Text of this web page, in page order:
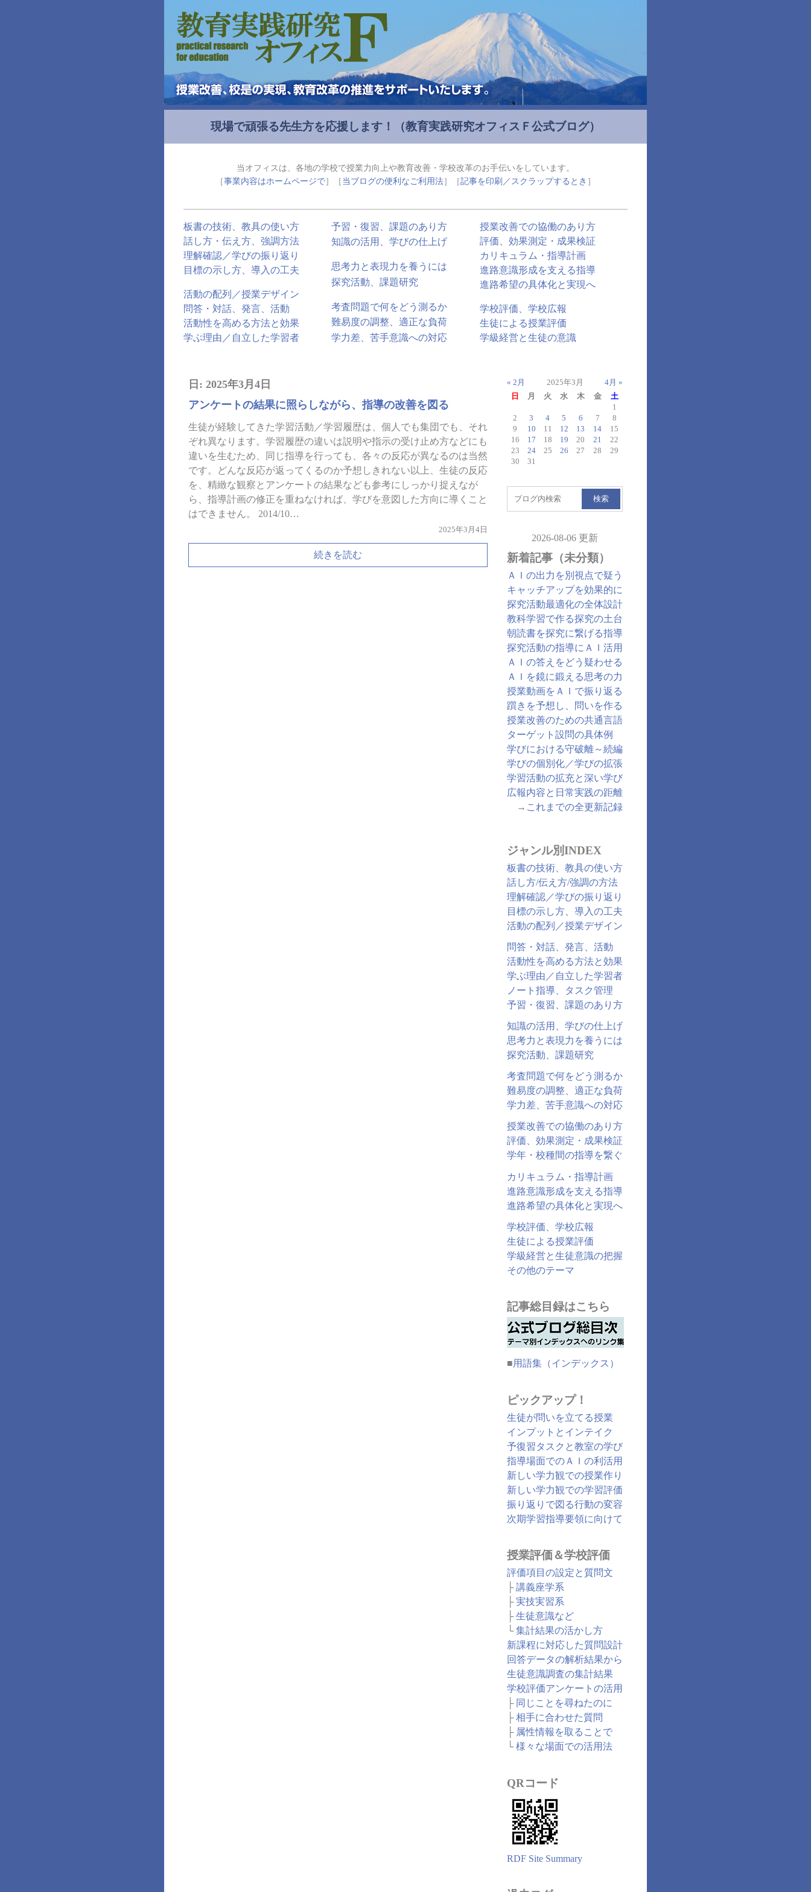
現場で頑張る先生方を応援します！ （教育実践研究オフィスＦ公式ブログ）
当オフィスは、各地の学校で授業力向上や教育改善・学校改革のお手伝いをしています。
［事業内容はホームページで］［当ブログの便利なご利用法］［記事を印刷／スクラップするとき ］
板書の技術、教具の使い方
話し方・伝え方、強調方法
理解確認／学びの振り返り
目標の示し方、導入の工夫
活動の配列／授業デザイン
問答・対話、発言、活動
活動性を高める方法と効果
学ぶ理由／自立した学習者
予習・復習、課題のあり方
知識の活用、学びの仕上げ
思考力と表現力を養うには
探究活動、課題研究
考査問題で何をどう測るか
難易度の調整、適正な負荷
学力差、苦手意識への対応
授業改善での協働のあり方
評価、効果測定・成果検証
カリキュラム・指導計画
進路意識形成を支える指導
進路希望の具体化と実現へ
学校評価、学校広報
生徒による授業評価
学級経営と生徒の意識
日: 2025年3月4日
アンケートの結果に照らしながら、指導の改善を図る
生徒が経験してきた学習活動／学習履歴は、個人でも集団でも、それ
ぞれ異なります。学習履歴の違いは説明や指示の受け止め方などにも
違いを生むため、同じ指導を行っても、各々の反応が異なるのは当然
です。どんな反応が返ってくるのか予想しきれない以上、生徒の反応
を、精緻な観察とアンケートの結果なども参考にしっかり捉えなが
ら、指導計画の修正を重ねなければ、学びを意図した方向に導くこと
はできません。 2014/10…
2025年3月4日
続きを読む
2025年3月
日
月 火 水 木 金
土
1
2
3 4 5 6 7
8
9
10 11 12 13 14
15
16
17 18 19 20 21
22
23
24 25 26 27 28
29
30
31
« 2月 4月 »
検索
2026-08-06 更新
新着記事（未分類）
ＡＩの出力を別視点で疑う
キャッチアップを効果的に
探究活動最適化の全体設計
教科学習で作る探究の土台
朝読書を探究に繋げる指導
探究活動の指導にＡＩ活用
ＡＩの答えをどう疑わせる
ＡＩを鏡に鍛える思考の力
授業動画をＡＩで振り返る
躓きを予想し、問いを作る
授業改善のための共通言語
ターゲット設問の具体例
学びにおける守破離～続編
学びの個別化／学びの拡張
学習活動の拡充と深い学び
広報内容と日常実践の距離
→ これまでの全更新記録
ジャンル別INDEX
板書の技術、教具の使い方
話し方/伝え方/強調の方法
理解確認／学びの振り返り
目標の示し方、導入の工夫
活動の配列／授業デザイン
問答・対話、発言、活動
活動性を高める方法と効果
学ぶ理由／自立した学習者
ノート指導、タスク管理
予習・復習、課題のあり方
知識の活用、学びの仕上げ
思考力と表現力を養うには
探究活動、課題研究
考査問題で何をどう測るか
難易度の調整、適正な負荷
学力差、苦手意識への対応
授業改善での協働のあり方
評価、効果測定・成果検証
学年・校種間の指導を繋ぐ
カリキュラム・指導計画
進路意識形成を支える指導
進路希望の具体化と実現へ
学校評価、学校広報
生徒による授業評価
学級経営と生徒意識の把握
その他のテーマ
記事総目録はこちら
■用語集（インデックス）
ピックアップ！
生徒が問いを立てる授業
インプットとインテイク
予復習タスクと教室の学び
指導場面でのＡＩの利活用
新しい学力観での授業作り
新しい学力観での学習評価
振り返りで図る行動の変容
次期学習指導要領に向けて
授業評価＆学校評価
評価項目の設定と質問文
├講義座学系
├実技実習系
├生徒意識など
└集計結果の活かし方
新課程に対応した質問設計
回答データの解析結果から
生徒意識調査の集計結果
学校評価アンケートの活用
├ 同じことを尋ねたのに
├相手に合わせた質問
├ 属性情報を取ることで
└様々な場面での活用法
QRコード
RDF Site Summary